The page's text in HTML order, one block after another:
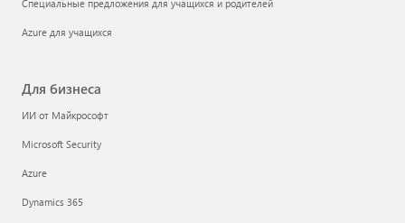
Специальные предложения для учащихся и родителей
Azure для учащихся
Для бизнеса
ИИ от Майкрософт
Microsoft Security
Azure
Dynamics 365